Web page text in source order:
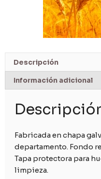
Descripción
Información adicional
Fabricada en chapa
departamento. Fondo
Tapa protectora para
limpieza.